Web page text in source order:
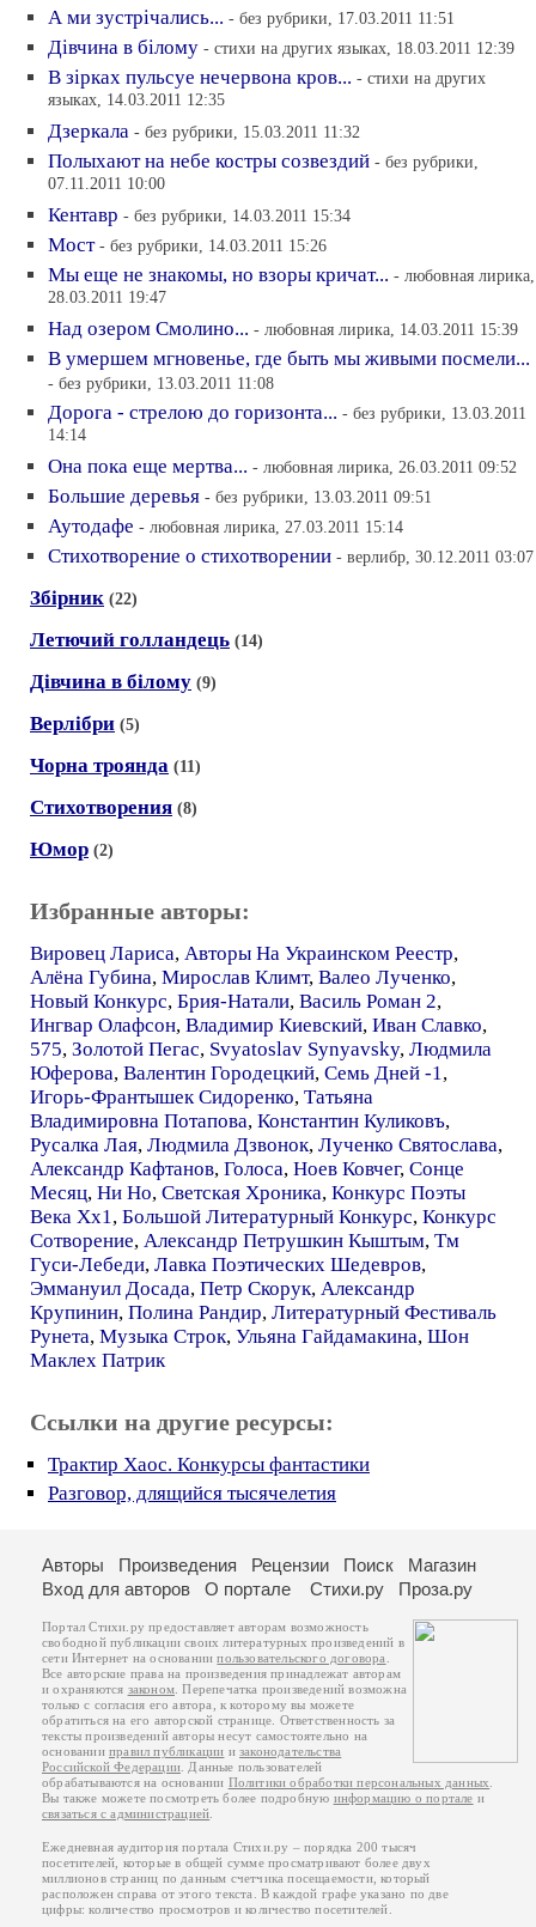
А ми зустрiчались... - без рубрики, 17.03.2011 11:51
Дiвчина в бiлому - стихи на других языках, 18.03.2011 12:39
В зiрках пульсуе нечервона кров... - стихи на других
языках, 14.03.2011 12:35
Дзеркала - без рубрики, 15.03.2011 11:32
Полыхают на небе костры созвездий - без рубрики,
07.11.2011 10:00
Кентавр - без рубрики, 14.03.2011 15:34
Мост - без рубрики, 14.03.2011 15:26
Мы еще не знакомы, но взоры кричат... - любовная лирика,
28.03.2011 19:47
Над озером Смолино... - любовная лирика, 14.03.2011 15:39
В умершем мгновенье, где быть мы живыми посмели...
- без рубрики, 13.03.2011 11:08
Дорога - стрелою до горизонта... - без рубрики, 13.03.2011
14:14
Она пока еще мертва... - любовная лирика, 26.03.2011 09:52
Большие деревья - без рубрики, 13.03.2011 09:51
Аутодафе - любовная лирика, 27.03.2011 15:14
Стихотворение о стихотворении - верлибр, 30.12.2011 03:07
Збiрник (22)
Летючий голландець (14)
Дiвчина в бiлому (9)
Верлiбри (5)
Чорна троянда (11)
Стихотворения (8)
Юмор (2)
Избранные авторы:
Вировец Лариса, Авторы На Украинском Реестр,
Алёна Губина, Мирослав Климт, Валео Лученко,
Новый Конкурс, Брия-Натали, Василь Роман 2,
Ингвар Олафсон, Владимир Киевский, Иван Славко,
575, Золотой Пегас, Svyatoslav Synyavsky, Людмила
Юферова, Валентин Городецкий, Семь Дней -1,
Игорь-Франтышек Сидоренко, Татьяна
Владимировна Потапова, Константин Куликовъ,
Русалка Лая, Людмила Дзвонок, Лученко Святослава,
Александр Кафтанов, Голоса, Ноев Ковчег, Сонце
Месяц, Ни Но, Светская Хроника, Конкурс Поэты
Века Хх1, Большой Литературный Конкурс, Конкурс
Сотворение, Александр Петрушкин Кыштым, Тм
Гуси-Лебеди, Лавка Поэтических Шедевров,
Эммануил Досада, Петр Скорук, Александр
Крупинин, Полина Рандир, Литературный Фестиваль
Рунета, Музыка Строк, Ульяна Гайдамакина, Шон
Маклех Патрик
Ссылки на другие ресурсы:
Трактир Хаос. Конкурсы фантастики
Разговор, длящийся тысячелетия
Авторы Произведения Рецензии Поиск
Магазин
Вход для авторов
О портале Стихи.ру Проза.ру
Портал Стихи.ру предоставляет авторам возможность
свободной публикации своих литературных произведений в
сети Интернет на основаниипользовательского договора
Все авторские права на произведения принадлежат авторам
и охраняются законом . Перепечатка произведений возможна
только с согласия его автора, к которому вы можете
обратиться на его авторской странице. Ответственность за
тексты произведений авторы несут самостоятельно на
основанииправил публикации изаконодательства
Российской Федерации . Данные пользователей
обрабатываются на основании Политики обработки персональных данных
Вы также можете посмотреть более подробную информацию о портале и
связаться с администрацией
Ежедневная аудитория портала Стихи.ру – порядка 200 тысяч
посетителей, которые в общей сумме просматривают более двух
миллионов страниц по данным счетчика посещаемости, который
расположен справа от этого текста. В каждой графе указано по две
цифры: количество просмотров и количество посетителей.